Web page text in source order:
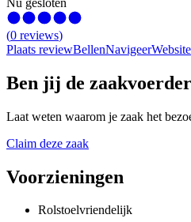
(0 reviews)
Plaats reviewBellenNavigeerWebsite
Ben jij de
Laat weten waarom je zaak het
Claim deze zaak
Voorzieningen
Rolstoelvriendelijk